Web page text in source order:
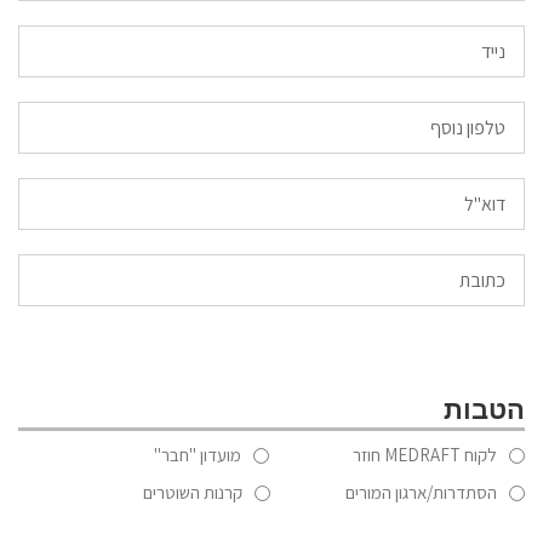
Email
הטבות
לקוח MEDRAFT חוזר
מועדון "חבר"
הסתדרות/ארגון המורים
קרנות השוטרים